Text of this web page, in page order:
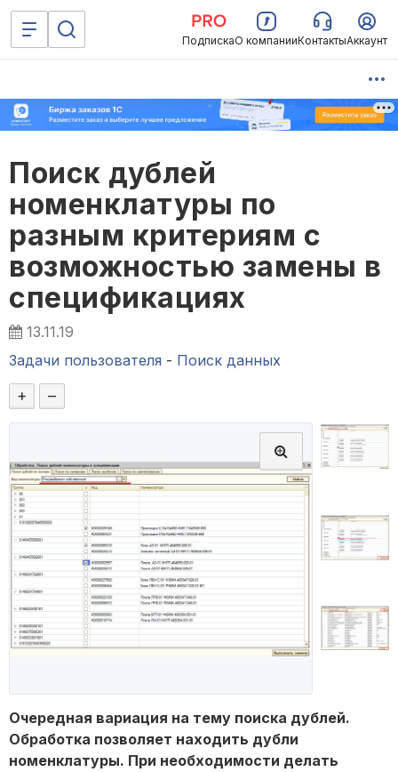
ПодпискаО компанииКонтактыАккаунт
Поиск дублей
номенклатуры по
разным критериям с
возможностью замены в
спецификациях
13.11.19
Задачи пользователя - Поиск данных
+
–
Очередная вариация на тему поиска дублей.
Обработка позволяет находить дубли
номенклатуры. При необходимости делать